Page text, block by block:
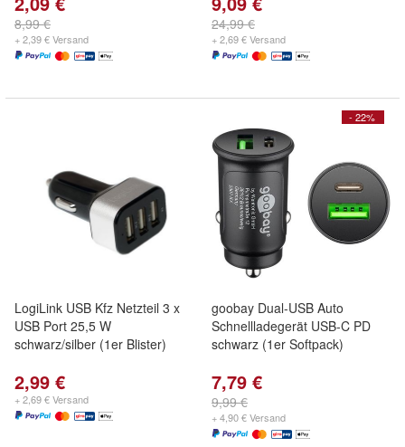
8,99 €
+ 2,39 € Versand
24,99 €
+ 2,69 € Versand
LogiLink USB Kfz Netzteil 3 x
USB Port 25,5 W
schwarz/silber (1er Blister)
2,99 €
+ 2,69 € Versand
- 22%
goobay Dual-USB Auto
Schnellladegerät USB-C PD
schwarz (1er Softpack)
7,79 €
9,99 €
+ 4,90 € Versand